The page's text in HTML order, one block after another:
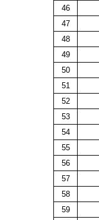
46
47
48
49
50
51
52
53
54
55
56
57
58
59